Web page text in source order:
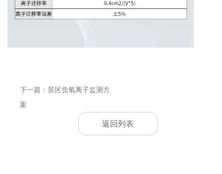
下一篇：景区负氧离子监测方
案
返回列表